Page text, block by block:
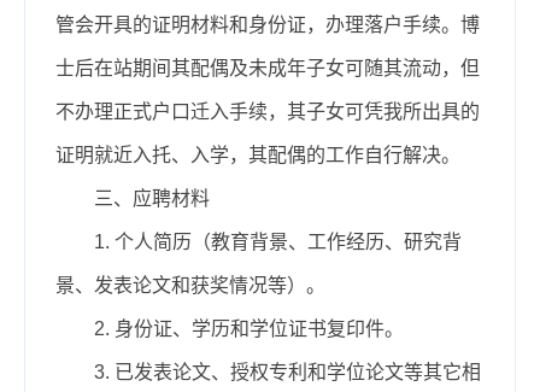
管会开具的证明材料和身份证，办理落户手续。博
士后在站期间其配偶及未成年子女可随其流动，但
不办理正式户口迁入手续，其子女可凭我所出具的
证明就近入托、入学，其配偶的工作自行解决。
三、应聘材料
1. 个人简历（教育背景、工作经历、研究背
景、发表论文和获奖情况等）。
2. 身份证、学历和学位证书复印件。
3. 已发表论文、授权专利和学位论文等其它相